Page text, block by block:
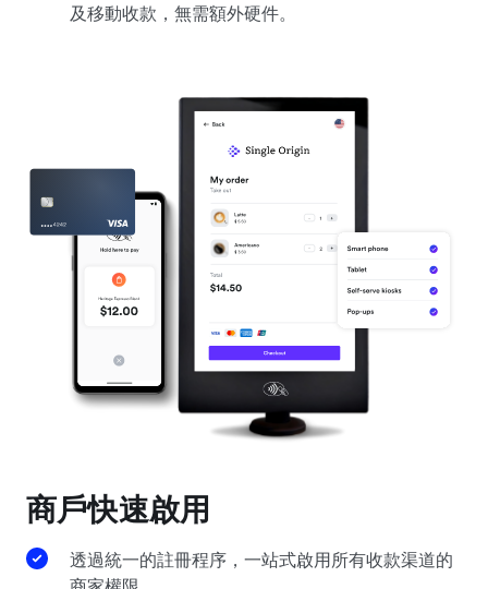
及移動收款，無需額外硬件。
商戶快速啟用
透過統一的註冊程序，一站式啟用所有收款渠道的